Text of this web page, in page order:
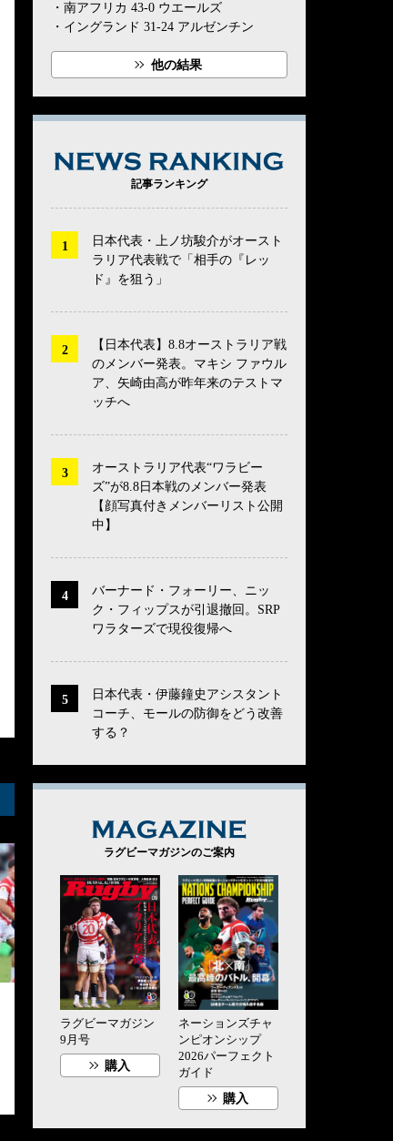
・南アフリカ 43-0 ウエールズ
・イングランド 31-24 アルゼンチン
他の結果
記事ランキング
日本代表・上ノ坊駿介がオースト
ラリア代表戦で「相手の『レッ
ド』を狙う」
【日本代表】8.8オーストラリア戦
のメンバー発表。マキシ ファウル
ア、矢崎由高が昨年来のテストマ
ッチへ
オーストラリア代表“ワラビー
ズ”が8.8日本戦のメンバー発表
【顔写真付きメンバーリスト公開
中】
バーナード・フォーリー、ニッ
ク・フィップスが引退撤回。SRP
ワラターズで現役復帰へ
日本代表・伊藤鐘史アシスタント
コーチ、モールの防御をどう改善
する？
ラグビーマガジンのご案内
ラグビーマガジン
9月号
購入
ネーションズチャ
ンピオンシップ
2026パーフェクト
ガイド
購入